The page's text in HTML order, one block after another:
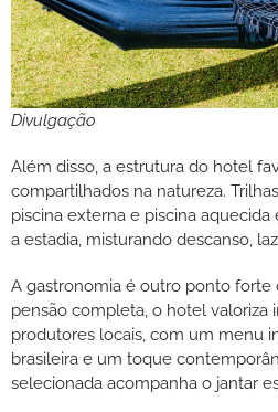
Divulgação
Além disso, a estrutura do hotel
compartilhados na natureza.
piscina externa e piscina
a estadia, misturando descanso,
A gastronomia é outro ponto forte
pensão completa, o hotel valoriza
produtores locais, com um menu
brasileira e um toque
selecionada acompanha o jantar